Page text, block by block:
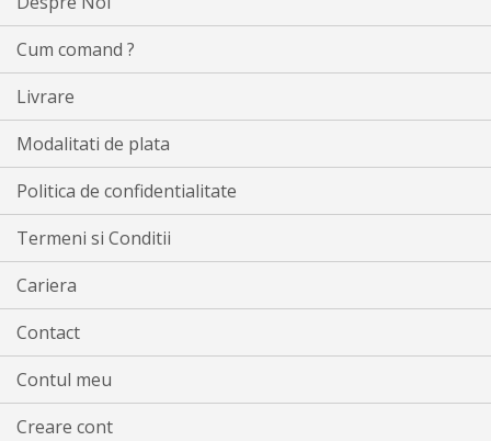
Cum comand ?
Livrare
Modalitati de plata
Politica de confidentialitate
Termeni si Conditii
Cariera
Contact
Contul meu
Creare cont